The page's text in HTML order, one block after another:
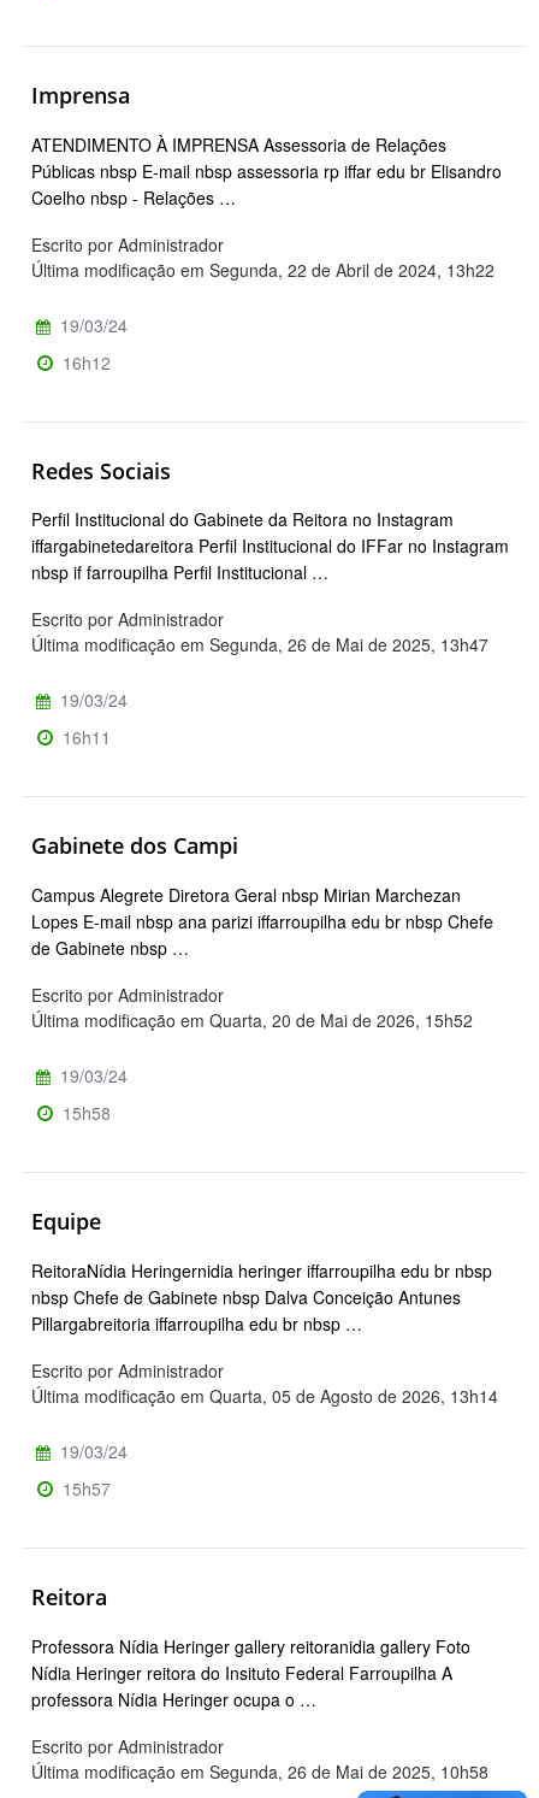
Imprensa
ATENDIMENTO À IMPRENSA Assessoria de Relações
Públicas nbsp E-mail nbsp assessoria rp iffar edu br Elisandro
Coelho nbsp - Relações …
Escrito por Administrador
Última modificação em Segunda, 22 de Abril de 2024, 13h22
19/03/24
16h12
Redes Sociais
Perfil Institucional do Gabinete da Reitora no Instagram
iffargabinetedareitora Perfil Institucional do IFFar no Instagram
nbsp if farroupilha Perfil Institucional …
Escrito por Administrador
Última modificação em Segunda, 26 de Mai de 2025, 13h47
19/03/24
16h11
Gabinete dos Campi
Campus Alegrete Diretora Geral nbsp Mirian Marchezan
Lopes E-mail nbsp ana parizi iffarroupilha edu br nbsp Chefe
de Gabinete nbsp …
Escrito por Administrador
Última modificação em Quarta, 20 de Mai de 2026, 15h52
19/03/24
15h58
Equipe
ReitoraNídia Heringernidia heringer iffarroupilha edu br nbsp
nbsp Chefe de Gabinete nbsp Dalva Conceição Antunes
Pillargabreitoria iffarroupilha edu br nbsp …
Escrito por Administrador
Última modificação em Quarta, 05 de Agosto de 2026, 13h14
19/03/24
15h57
Reitora
Professora Nídia Heringer gallery reitoranidia gallery Foto
Nídia Heringer reitora do Insituto Federal Farroupilha A
professora Nídia Heringer ocupa o …
Escrito por Administrador
Última modificação em Segunda, 26 de Mai de 2025, 10h58